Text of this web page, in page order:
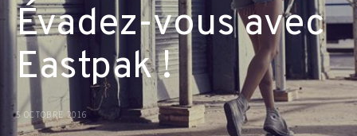
Évadez-vous avec
Eastpak !
5 OCTOBRE 2016